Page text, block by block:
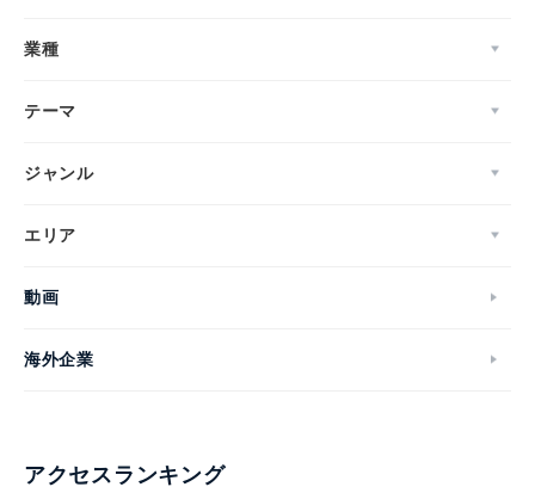
業種
テーマ
ジャンル
エリア
動画
海外企業
アクセスランキング